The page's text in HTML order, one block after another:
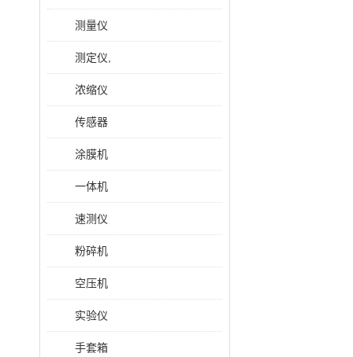
测量仪
测定仪,
浓缩仪
传感器
涂膜机
一体机
速测仪
粉碎机
空压机
实验仪
手套箱